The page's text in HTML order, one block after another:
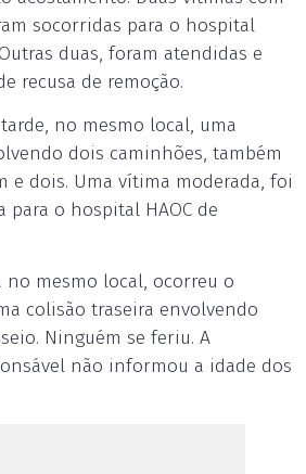
socorridas para o hospital
duas, foram atendidas e
recusa de remoção.
no mesmo local, uma
dois caminhões, também
e dois. Uma vítima moderada, foi
o hospital HAOC de
no mesmo local, ocorreu o
colisão traseira envolvendo
Ninguém se feriu. A
não informou a idade dos